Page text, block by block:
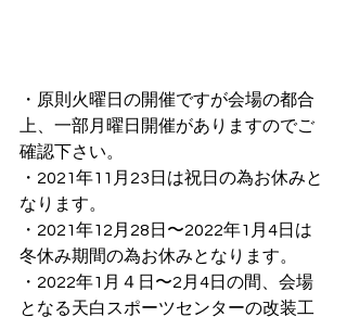
・原則火曜日の開催ですが会場の都合
上、一部月曜日開催がありますのでご
確認下さい。
・2021年11月23日は祝日の為お休みと
なります。
・2021年12月28日〜2022年1月4日は
冬休み期間の為お休みとなります。
・2022年1月４日〜2月4日の間、会場
となる天白スポーツセンターの改装工